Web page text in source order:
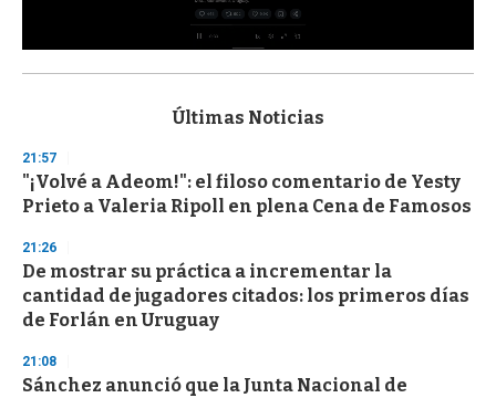
s
d
s
o
f
3
s
c
o
d
s
Últimas Noticias
21:57
"¡Volvé a Adeom!": el filoso comentario de Yesty
Prieto a Valeria Ripoll en plena Cena de Famosos
21:26
De mostrar su práctica a incrementar la
cantidad de jugadores citados: los primeros días
de Forlán en Uruguay
21:08
Sánchez anunció que la Junta Nacional de